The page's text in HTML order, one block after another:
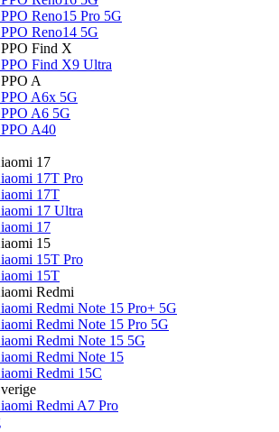
Reno15 Pro 5G
Reno14 5G
Find X
Find X9 Ultra
A
A6x 5G
A6 5G
A40
17
17T Pro
17T
17 Ultra
17
15
15T Pro
15T
Redmi
Redmi Note 15 Pro+ 5G
Redmi Note 15 Pro 5G
Redmi Note 15 5G
Redmi Note 15
Redmi 15C
Redmi A7 Pro